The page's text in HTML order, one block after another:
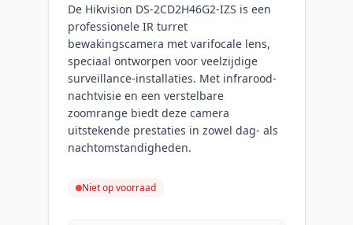
De Hikvision DS-2CD2H46G2-IZS is een
professionele IR turret
bewakingscamera met varifocale lens,
speciaal ontworpen voor veelzijdige
surveillance-installaties. Met infrarood-
nachtvisie en een verstelbare
zoomrange biedt deze camera
uitstekende prestaties in zowel dag- als
nachtomstandigheden.
Niet op voorraad